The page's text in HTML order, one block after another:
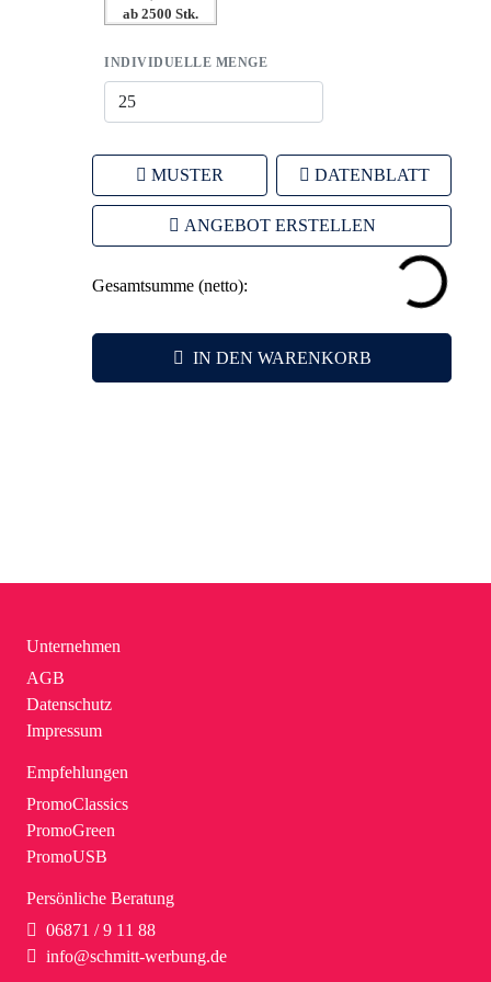
– Stärkt die Markenidentität durch ständige Präsenz im
ab 2500 Stk.
INDIVIDUELLE MENGE
MUSTER DATENBLATT
ANGEBOT ERSTELLEN
Gesamtsumme (netto):
IN DEN WARENKORB
Unternehmen
AGB
Datenschutz
Impressum
Empfehlungen
PromoClassics
PromoGreen
PromoUSB
Persönliche Beratung
06871 / 9 11 88
info@schmitt-werbung.de